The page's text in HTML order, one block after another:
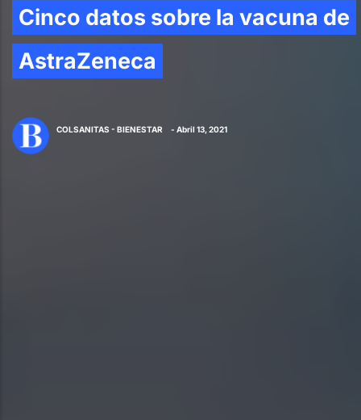
Cinco datos sobre la vacuna de
AstraZeneca
COLSANITAS - BIENESTAR - Abril 13, 2021